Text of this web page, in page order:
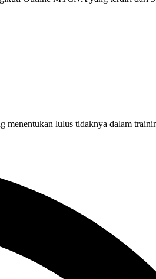
menentukan lulus tidaknya dalam